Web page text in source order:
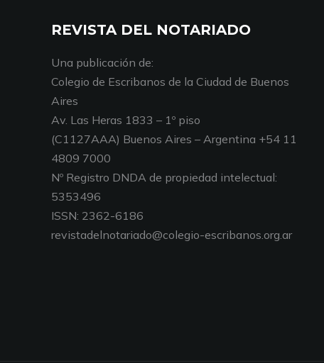
REVISTA DEL NOTARIADO
Una publicación de:
Colegio de Escribanos de la Ciudad de Buenos
Aires
Av. Las Heras 1833 – 1º piso
(C1127AAA) Buenos Aires – Argentina +54 11
4809 7000
Nº Registro DNDA de propiedad intelectual:
5353496
ISSN: 2362-6186
revistadelnotariado@colegio-escribanos.org.ar